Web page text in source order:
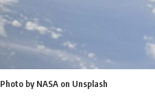
Photo by NASA on Unsplash